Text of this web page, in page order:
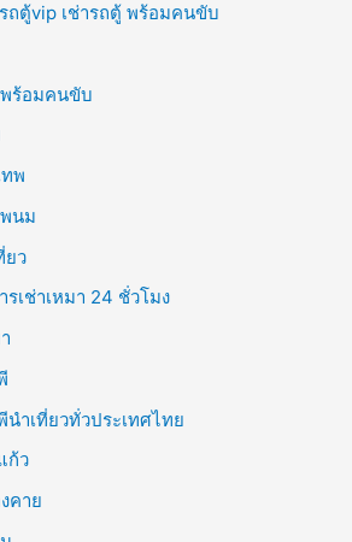
ถตู้vip เช่ารถตู้ พร้อมคนขับ
พร้อมคนขับ
ทพ
นม
ยว
รเช่าเหมา 24 ชั่วโมง
นำเที่ยวทั่วประเทศไทย
ก้ว
คาย